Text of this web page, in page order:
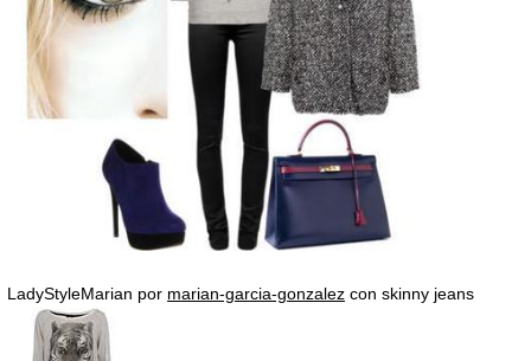
LadyStyleMarian por marian-garcia-gonzalez con skinny jeans